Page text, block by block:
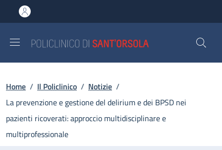
al contenuto principale
to footer content
Briciole di pane
Home / Il Policlinico / Notizie /
La prevenzione e gestione del delirium e dei BPSD nei
pazienti ricoverati: approccio multidisciplinare e
multiprofessionale